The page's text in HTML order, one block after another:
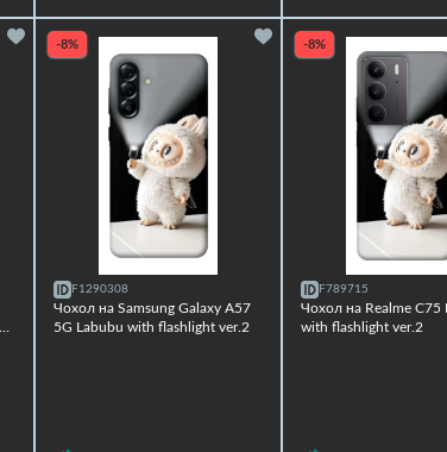
-8%
F1290308
Чохол на Samsung Galaxy A57
5G Labubu with flashlight ver.2
-8%
F789715
Чохол на Realme C75
with flashlight ver.2